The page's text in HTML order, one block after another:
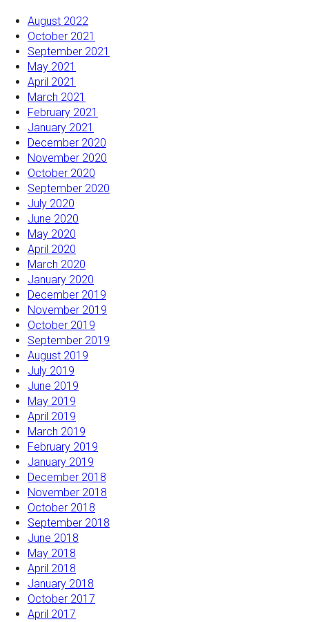
August 2022
October 2021
September 2021
May 2021
April 2021
March 2021
February 2021
January 2021
December 2020
November 2020
October 2020
September 2020
July 2020
June 2020
May 2020
April 2020
March 2020
January 2020
December 2019
November 2019
October 2019
September 2019
August 2019
July 2019
June 2019
May 2019
April 2019
March 2019
February 2019
January 2019
December 2018
November 2018
October 2018
September 2018
June 2018
May 2018
April 2018
January 2018
October 2017
April 2017